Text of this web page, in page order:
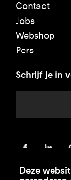
Contact
Jobs
Webshop
Pers
Schrijf je in
Deze